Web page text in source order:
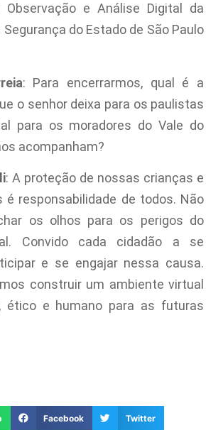
e Análise Digital da
do Estado de São Paulo
: Para encerrarmos, qual é a
o senhor deixa para os paulistas
para os moradores do Vale do
acompanham?
: A proteção de nossas crianças e
é responsabilidade de todos. Não
os olhos para os perigos do
Convido cada cidadão a se
e se engajar nessa causa.
construir um ambiente virtual
ético e humano para as futuras
Facebook Twitter